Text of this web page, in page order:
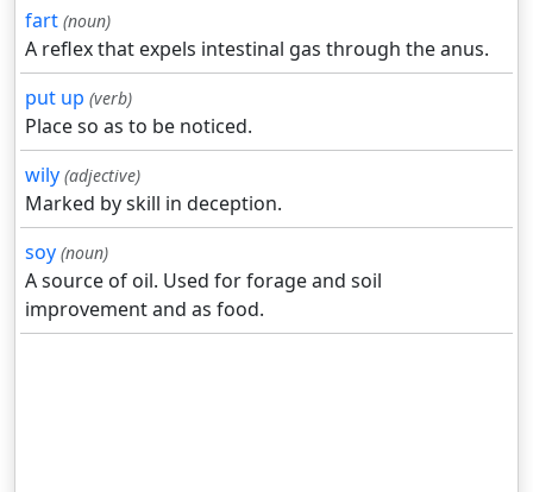
fart (noun)
A reflex that expels intestinal gas through the anus.
put up (verb)
Place so as to be noticed.
wily (adjective)
Marked by skill in deception.
soy (noun)
A source of oil. Used for forage and soil
improvement and as food.